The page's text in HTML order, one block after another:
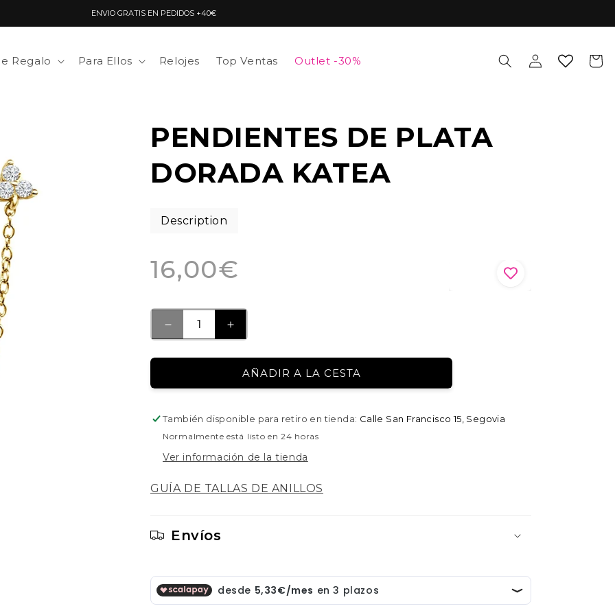
ENVIO GRATIS EN PEDIDOS +40€
Regalo Para Ellos Relojes Top Ventas Outlet -30%
sesión
Carrito
PENDIENTES DE PLATA
DORADA KATEA
Description
Precio
habitual
16,00€
REDUCIR
PARA
PENDIENTES
DE
DORADA
KATEA
AUMENTAR
PARA
PENDIENTES
DE
DORADA
KATEA
AÑADIR A LA CESTA
También disponible para retiro en tienda: Calle San Francisco 15, Segovia
Normalmente está listo en 24 horas
Ver información de la tienda
GUÍA DE TALLAS DE ANILLOS
Envíos